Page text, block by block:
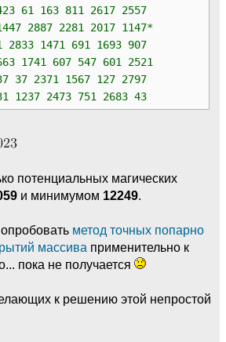
61 163 811 2617 2557
2887 2281 2017 1147*
2833 1471 691 1693 907
1741 607 547 601 2521
37 2371 1567 127 2797
1237 2473 751 2683 43
потенциальных магических
и минимумом 12249.
метод точных попарно
массива применительно к
пока не получается
к решению этой непростой